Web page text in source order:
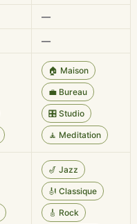
—
—
🏠 Maison
💼 Bureau
🎛️ Studio
🧘 Meditation
🎷 Jazz
🎻 Classique
🎸 Rock